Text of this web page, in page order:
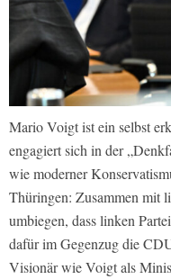
Mario Voigt ist ein selbst
engagiert sich in der
wie moderner
Thüringen: Zusammen mit
umbiegen, dass linken
dafür im Gegenzug die
Visionär wie Voigt als